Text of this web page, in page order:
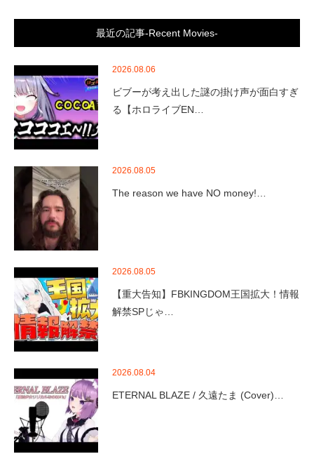
最近の記事-Recent Movies-
2026.08.06
ビブーが考え出した謎の掛け声が面白すぎ
る【ホロライブEN…
2026.08.05
The reason we have NO money!…
2026.08.05
【重大告知】FBKINGDOM王国拡大！情報
解禁SPじゃ…
2026.08.04
ETERNAL BLAZE / 久遠たま (Cover)…